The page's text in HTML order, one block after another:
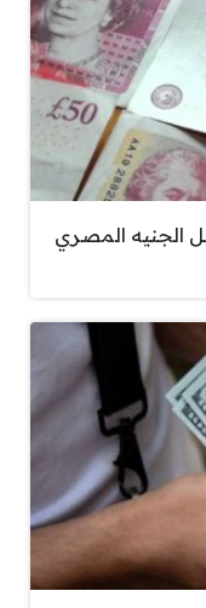
الجنيه المصري